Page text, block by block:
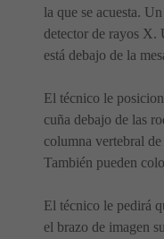
la que se acuesta.
detector de rayos X.
está debajo de la
El técnico le
cuña debajo de las
columna vertebral
También pueden
El técnico le pedirá
el brazo de imagen